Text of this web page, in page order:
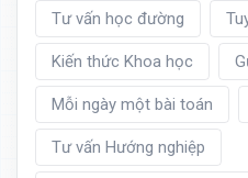
Tư vấn học đường
Kiến thức Khoa học
Mỗi ngày một bài toán
Tư vấn Hướng nghiệp